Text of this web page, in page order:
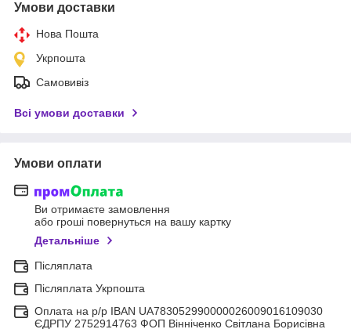
Умови доставки
Нова Пошта
Укрпошта
Самовивіз
Всі умови доставки
Умови оплати
Ви отримаєте замовлення
або гроші повернуться на вашу картку
Детальніше
Післяплата
Післяплата Укрпошта
Оплата на р/р IBAN UA783052990000026009016109030
ЄДРПУ 2752914763 ФОП Вінніченко Світлана Борисівна